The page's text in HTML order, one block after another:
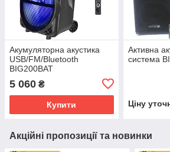
Акумуляторна акустика
USB/FM/Bluetooth
BIG200BAT
5 060 ₴
Купити
Активна
система
Ціну
Акційні пропозиції та новинки